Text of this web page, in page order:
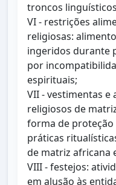
troncos
VI - restrições
religiosas:
ingeridos durante
por
espirituais;
VII - vestimentas e
religiosos de
forma de proteção
práticas
de matriz africana
VIII - festejos:
em alusão às